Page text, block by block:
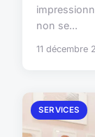
non se...
11 décembre
SERVICES